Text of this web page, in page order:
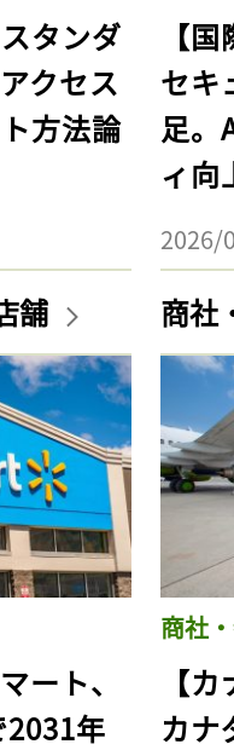
タンダ
クセス
方法論
【
セキ
足。
ィ向
2026/
舗
ート、
年
商社
商社
【
カナ